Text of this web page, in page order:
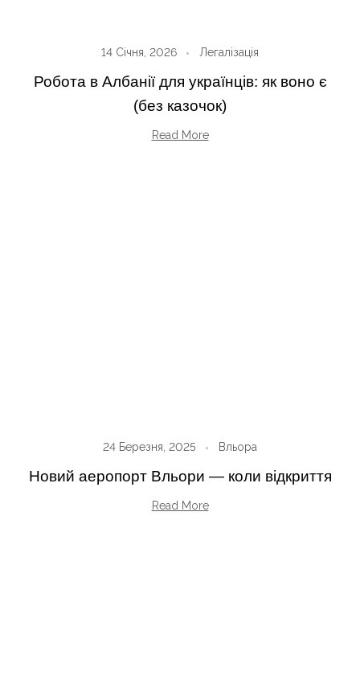
14 Січня, 2026 Легалізація
Робота в Албанії для українців: як воно є
(без казочок)
Read More
24 Березня, 2025 Вльора
Новий аеропорт Вльори — коли відкриття
Read More